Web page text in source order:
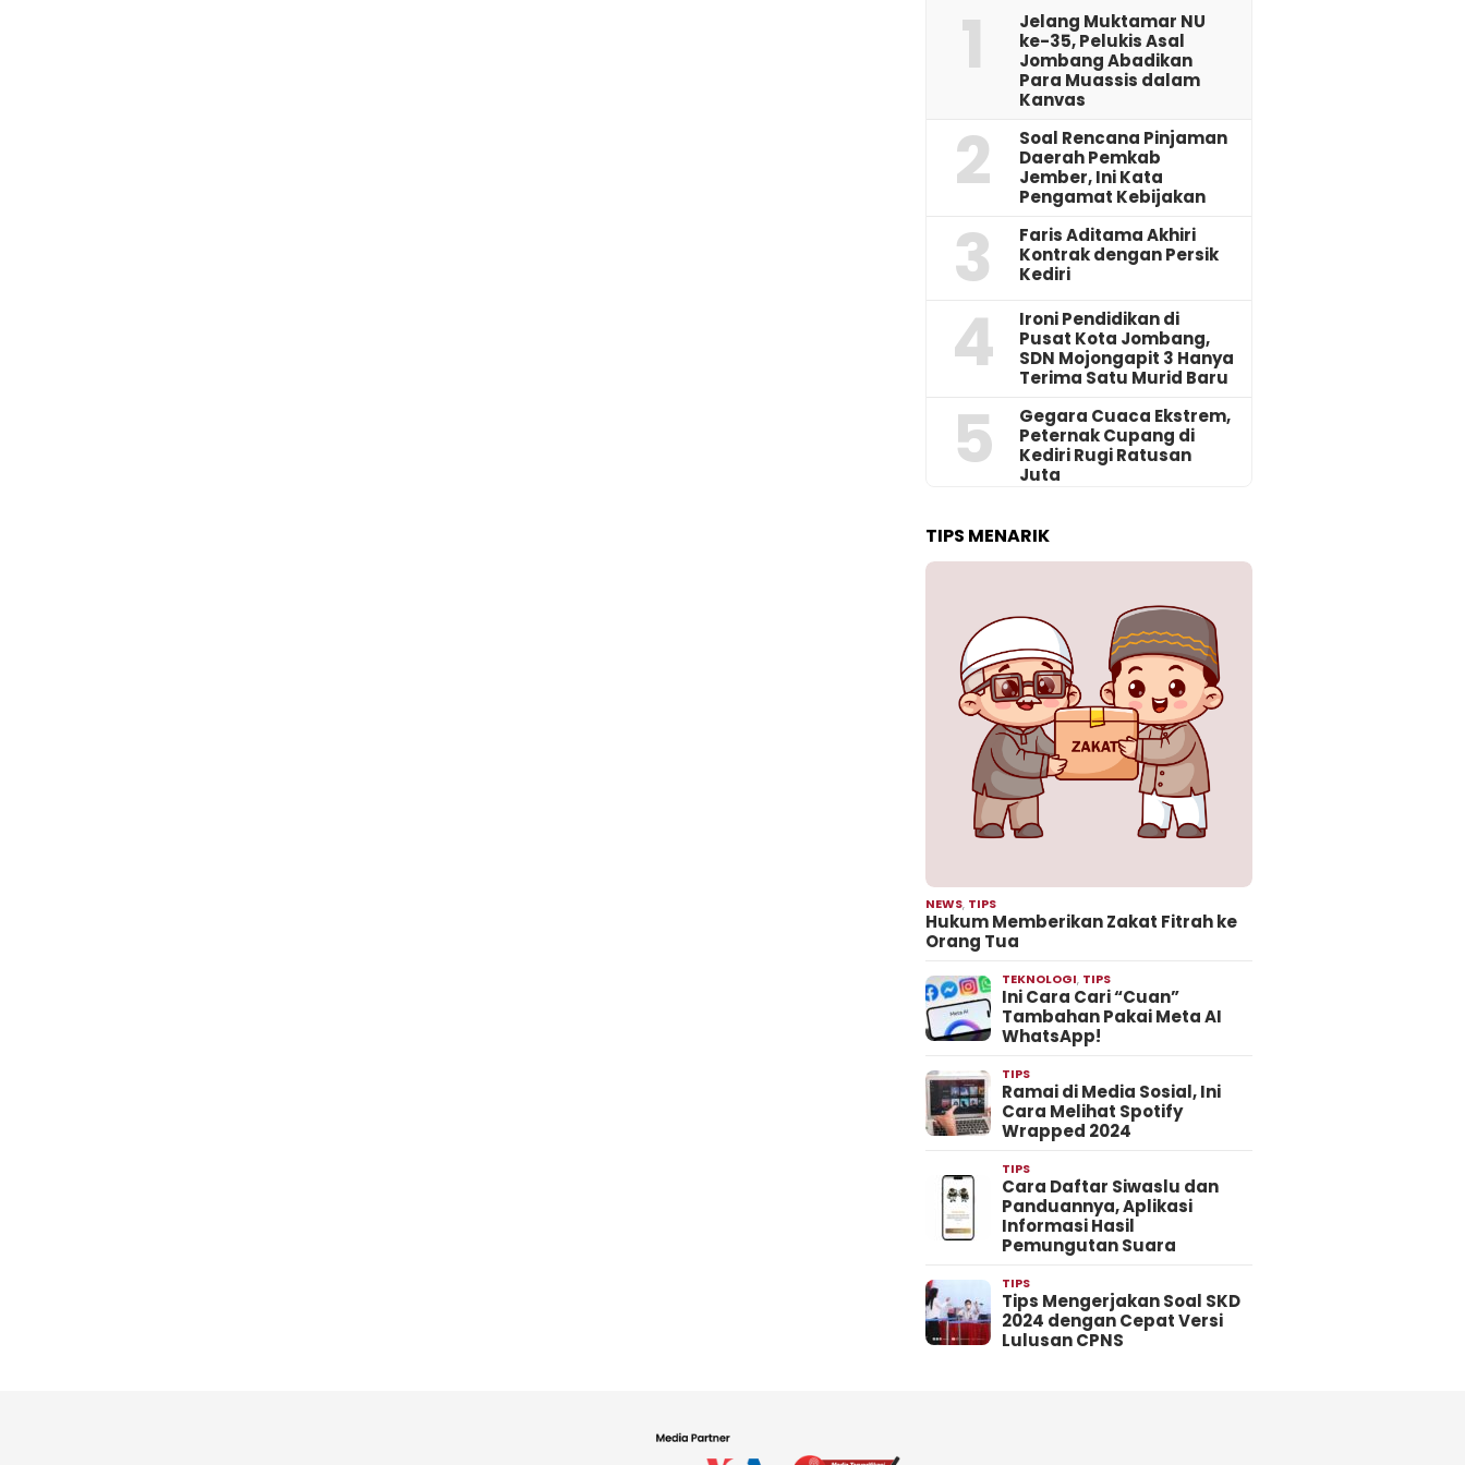
1
Jelang Muktamar NU
ke-35, Pelukis Asal
Jombang Abadikan
Para Muassis dalam
Kanvas
2
‎Soal Rencana Pinjaman
Daerah Pemkab
Jember, Ini Kata
Pengamat Kebijakan ‎
3
Faris Aditama Akhiri
Kontrak dengan Persik
Kediri
4
Ironi Pendidikan di
Pusat Kota Jombang,
SDN Mojongapit 3 Hanya
Terima Satu Murid Baru
5
‎Gegara Cuaca Ekstrem,
Peternak Cupang di
Kediri Rugi Ratusan
Juta
TIPS MENARIK
NEWS, TIPS
Hukum Memberikan Zakat Fitrah ke
Orang Tua
TEKNOLOGI, TIPS
Ini Cara Cari “Cuan”
Tambahan Pakai Meta AI
WhatsApp!
TIPS
Ramai di Media Sosial, Ini
Cara Melihat Spotify
Wrapped 2024
TIPS
Cara Daftar Siwaslu dan
Panduannya, Aplikasi
Informasi Hasil
Pemungutan Suara
TIPS
Tips Mengerjakan Soal SKD
2024 dengan Cepat Versi
Lulusan CPNS